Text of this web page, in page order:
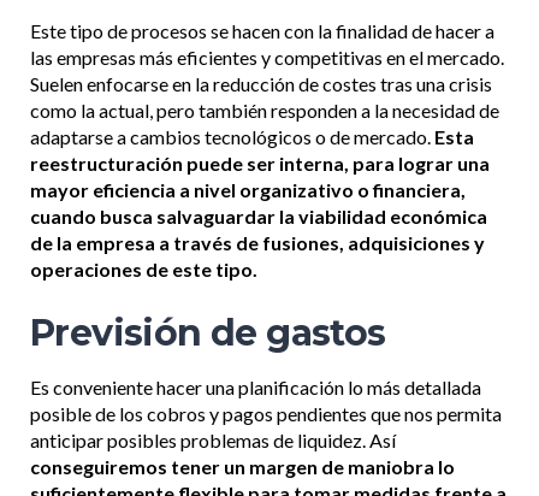
Este tipo de procesos se hacen con la finalidad de hacer a
las empresas más eficientes y competitivas en el mercado.
Suelen enfocarse en la reducción de costes tras una crisis
como la actual, pero también responden a la necesidad de
adaptarse a cambios tecnológicos o de mercado. Esta
reestructuración puede ser interna, para lograr una
mayor eficiencia a nivel organizativo o financiera,
cuando busca salvaguardar la viabilidad económica
de la empresa a través de fusiones, adquisiciones y
operaciones de este tipo.
Previsión de gastos
Es conveniente hacer una planificación lo más detallada
posible de los cobros y pagos pendientes que nos permita
anticipar posibles problemas de liquidez. Así
conseguiremos tener un margen de maniobra lo